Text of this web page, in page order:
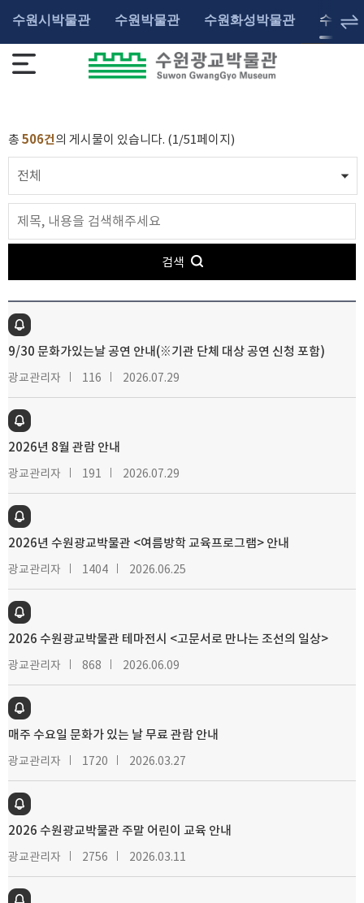
수원시박물관 수원박물관 수원화성박물관 수원광
총 506건의 게시물이 있습니다. (1/51페이지)
검색
9/30 문화가있는날 공연 안내(※기관 단체 대상 공연 신청 포함)
광교관리자 116 2026.07.29
2026년 8월 관람 안내
광교관리자 191 2026.07.29
2026년 수원광교박물관 <여름방학 교육프로그램> 안내
광교관리자 1404 2026.06.25
2026 수원광교박물관 테마전시 <고문서로 만나는 조선의 일상>
광교관리자 868 2026.06.09
매주 수요일 문화가 있는 날 무료 관람 안내
광교관리자 1720 2026.03.27
2026 수원광교박물관 주말 어린이 교육 안내
광교관리자 2756 2026.03.11